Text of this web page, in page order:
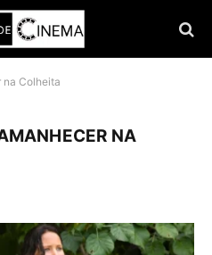
na Colheita
NA